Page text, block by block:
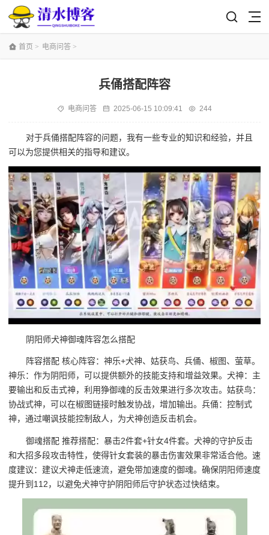
首页 > 电商问答 >
兵俑搭配阵容
电商问答 2025-06-15 10:09:41 244
对于兵俑搭配阵容的问题，我有一些专业的知识和经验，并且
可以为您提供相关的指导和建议。
阴阳师犬神御魂阵容怎么搭配
阵容搭配 核心阵容：神乐+犬神、姑获鸟、兵俑、椒图、萤草。
神乐：作为阴阳师，可以提供额外的技能支持和增益效果。犬神：主
要输出和反击式神，利用狰御魂的反击效果进行多次攻击。姑获鸟：
协战式神，可以在椒图链接时触发协战，增加输出。兵俑：控制式
神，通过嘲讽技能控制敌人，为犬神创造反击机会。
御魂搭配 推荐搭配：暴击2件套+针女4件套。犬神的守护反击
和大招多段攻击特性，使得针女套装的暴击伤害效果非常适合他。速
度建议：建议犬神走低速流，避免带加速度的御魂。确保阴阳师速度
提升到112，以避免犬神守护阴阳师后守护状态过快结束。